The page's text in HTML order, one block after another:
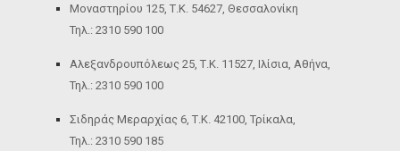
Μοναστηρίου 125, Τ.Κ. 54627, Θεσσαλονίκη
Τηλ.: 2310 590 100
Αλεξανδρουπόλεως 25, Τ.Κ. 11527, Ιλίσια, Αθήνα,
Τηλ.: 2310 590 100
Σιδηράς Μεραρχίας 6, Τ.Κ. 42100, Τρίκαλα,
Τηλ.: 2310 590 185